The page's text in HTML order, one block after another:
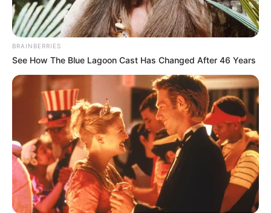
BRAINBERRIES
See How The Blue Lagoon Cast Has Changed After 46 Years